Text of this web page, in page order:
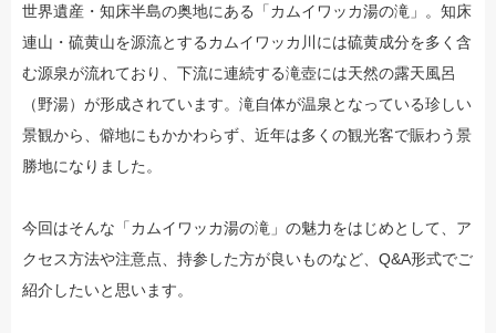
世界遺産・知床半島の奥地にある「カムイワッカ湯の滝」。知床
連山・硫黄山を源流とするカムイワッカ川には硫黄成分を多く含
む源泉が流れており、下流に連続する滝壺には天然の露天風呂
（野湯）が形成されています。滝自体が温泉となっている珍しい
景観から、僻地にもかかわらず、近年は多くの観光客で賑わう景
勝地になりました。
今回はそんな「カムイワッカ湯の滝」の魅力をはじめとして、ア
クセス方法や注意点、持参した方が良いものなど、Q&A形式でご
紹介したいと思います。